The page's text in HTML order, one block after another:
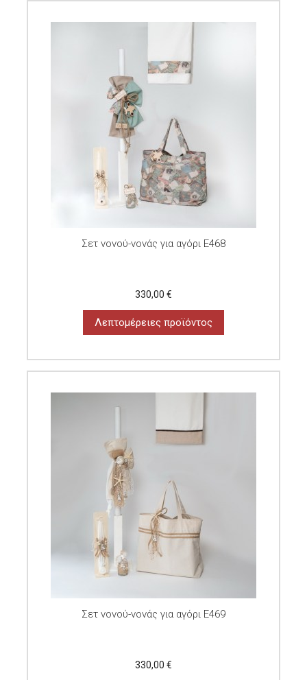
Σετ νονού-νονάς για αγόρι E468
330,00 €
Λεπτομέρειες προϊόντος
Σετ νονού-νονάς για αγόρι E469
330,00 €